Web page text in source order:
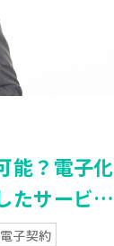
能？電子化
たサービス
電子契約